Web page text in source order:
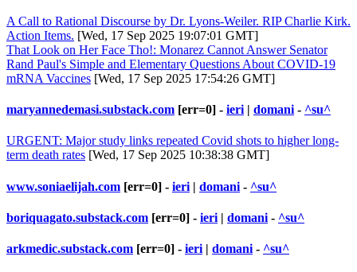
A Call to Rational Discourse by Dr. Lyons-Weiler. RIP Charlie Kirk.
Action Items. [Wed, 17 Sep 2025 19:07:01 GMT]
That Look on Her Face Tho!: Monarez Cannot Answer Senator
Rand Paul's Simple and Elementary Questions About COVID-19
mRNA Vaccines [Wed, 17 Sep 2025 17:54:26 GMT]
maryannedemasi.substack.com [err=0] - ieri | domani - ^su^
URGENT: Major study links repeated Covid shots to higher long-
term death rates [Wed, 17 Sep 2025 10:38:38 GMT]
www.soniaelijah.com [err=0] - ieri | domani - ^su^
boriquagato.substack.com [err=0] - ieri | domani - ^su^
arkmedic.substack.com [err=0] - ieri | domani - ^su^